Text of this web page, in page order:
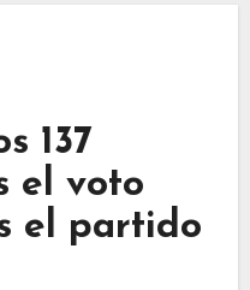
137
el voto
el partido